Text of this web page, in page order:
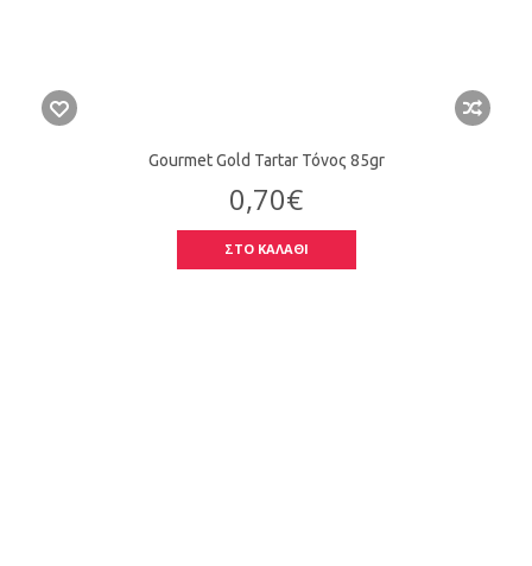
Gourmet Gold Tartar Τόνος 85gr
0,70€
ΣΤΟ ΚΑΛΑΘΙ